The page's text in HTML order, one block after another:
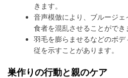
きます。
音声模倣により、ブルージ
食者を混乱させることができ
羽毛を膨らませるなどのボ
従を示すことがあります。
巣作りの行動と親のケア